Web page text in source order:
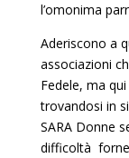
l’omonima
Aderiscono a
associazioni
Fedele, ma
trovandosi in
SARA Donne
difficoltà